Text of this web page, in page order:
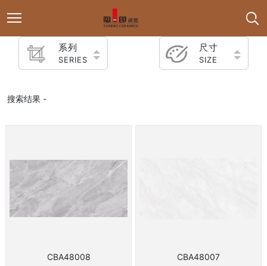
系列
SERIES
尺寸
SIZE
搜索结果 -
CBA48008 CBA48007